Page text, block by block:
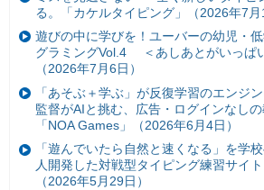
る。「カケルタイピング」（2026年7月
遊びの中に学びを！ユーバーの幼児・
グラミングVol.4 ＜あしあとがいっぱ
（2026年7月6日）
「あそぶ＋学ぶ」が反復学習のエンジ
監督がAIと挑む、広告・ログインなし
「NOA Games」（2026年6月4日）
「遊んでいたら自然と速くなる」を学
人開発した対戦型タイピング練習サイト
（2026年5月29日）